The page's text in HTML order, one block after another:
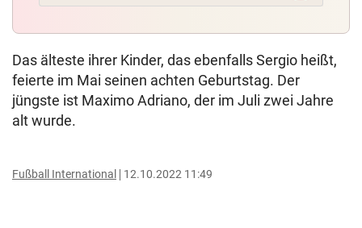
Das älteste ihrer Kinder, das ebenfalls Sergio heißt,
feierte im Mai seinen achten Geburtstag. Der
jüngste ist Maximo Adriano, der im Juli zwei Jahre
alt wurde.
Fußball International 12.10.2022 11:49